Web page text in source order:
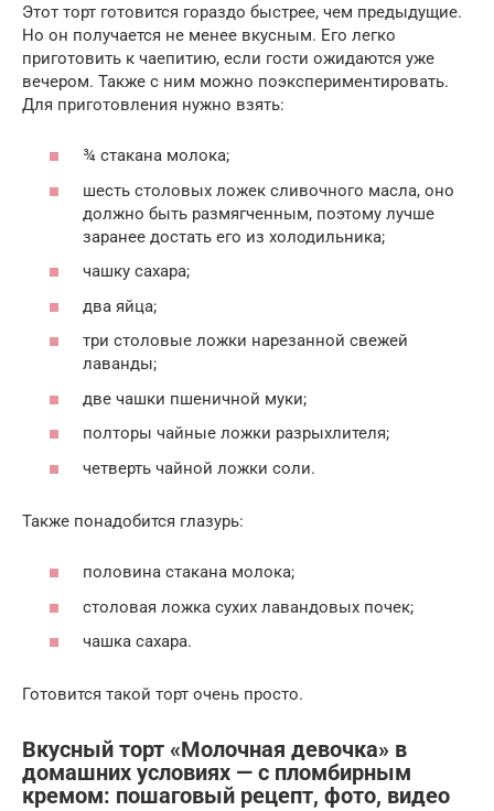
Этот торт готовится гораздо быстрее, чем предыдущие.
Но он получается не менее вкусным. Его легко
приготовить к чаепитию, если гости ожидаются уже
вечером. Также с ним можно поэкспериментировать.
Для приготовления нужно взять:
¾ стакана молока;
шесть столовых ложек сливочного масла, оно
должно быть размягченным, поэтому лучше
заранее достать его из холодильника;
чашку сахара;
два яйца;
три столовые ложки нарезанной свежей
лаванды;
две чашки пшеничной муки;
полторы чайные ложки разрыхлителя;
четверть чайной ложки соли.
Также понадобится глазурь:
половина стакана молока;
столовая ложка сухих лавандовых почек;
чашка сахара.
Готовится такой торт очень просто.
Вкусный торт «Молочная девочка» в
домашних условиях — с пломбирным
кремом: пошаговый рецепт, фото, видео